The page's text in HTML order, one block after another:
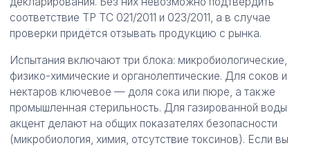
соответствие ТР ТС 021/2011 и 023/2011, а в случае
проверки придётся отзывать продукцию с рынка.
Испытания включают три блока: микробиологические,
физико-химические и органолептические. Для соков и
нектаров ключевое — доля сока или пюре, а также
промышленная стерильность. Для газированной воды
акцент делают на общих показателях безопасности
(микробиология, химия, отсутствие токсинов). Если вы